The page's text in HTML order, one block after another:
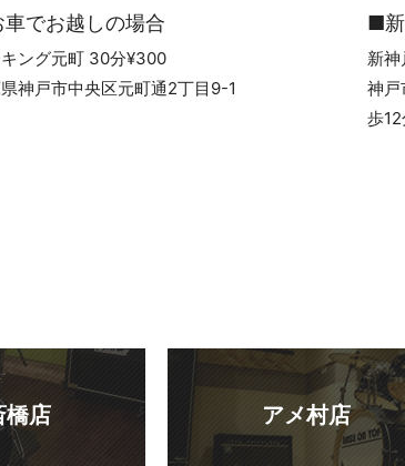
でお越しの場合
ング元町 30分¥300
神戸市中央区元町通2丁目9-1
■新
新
神戸
歩
橋店 アメ村店